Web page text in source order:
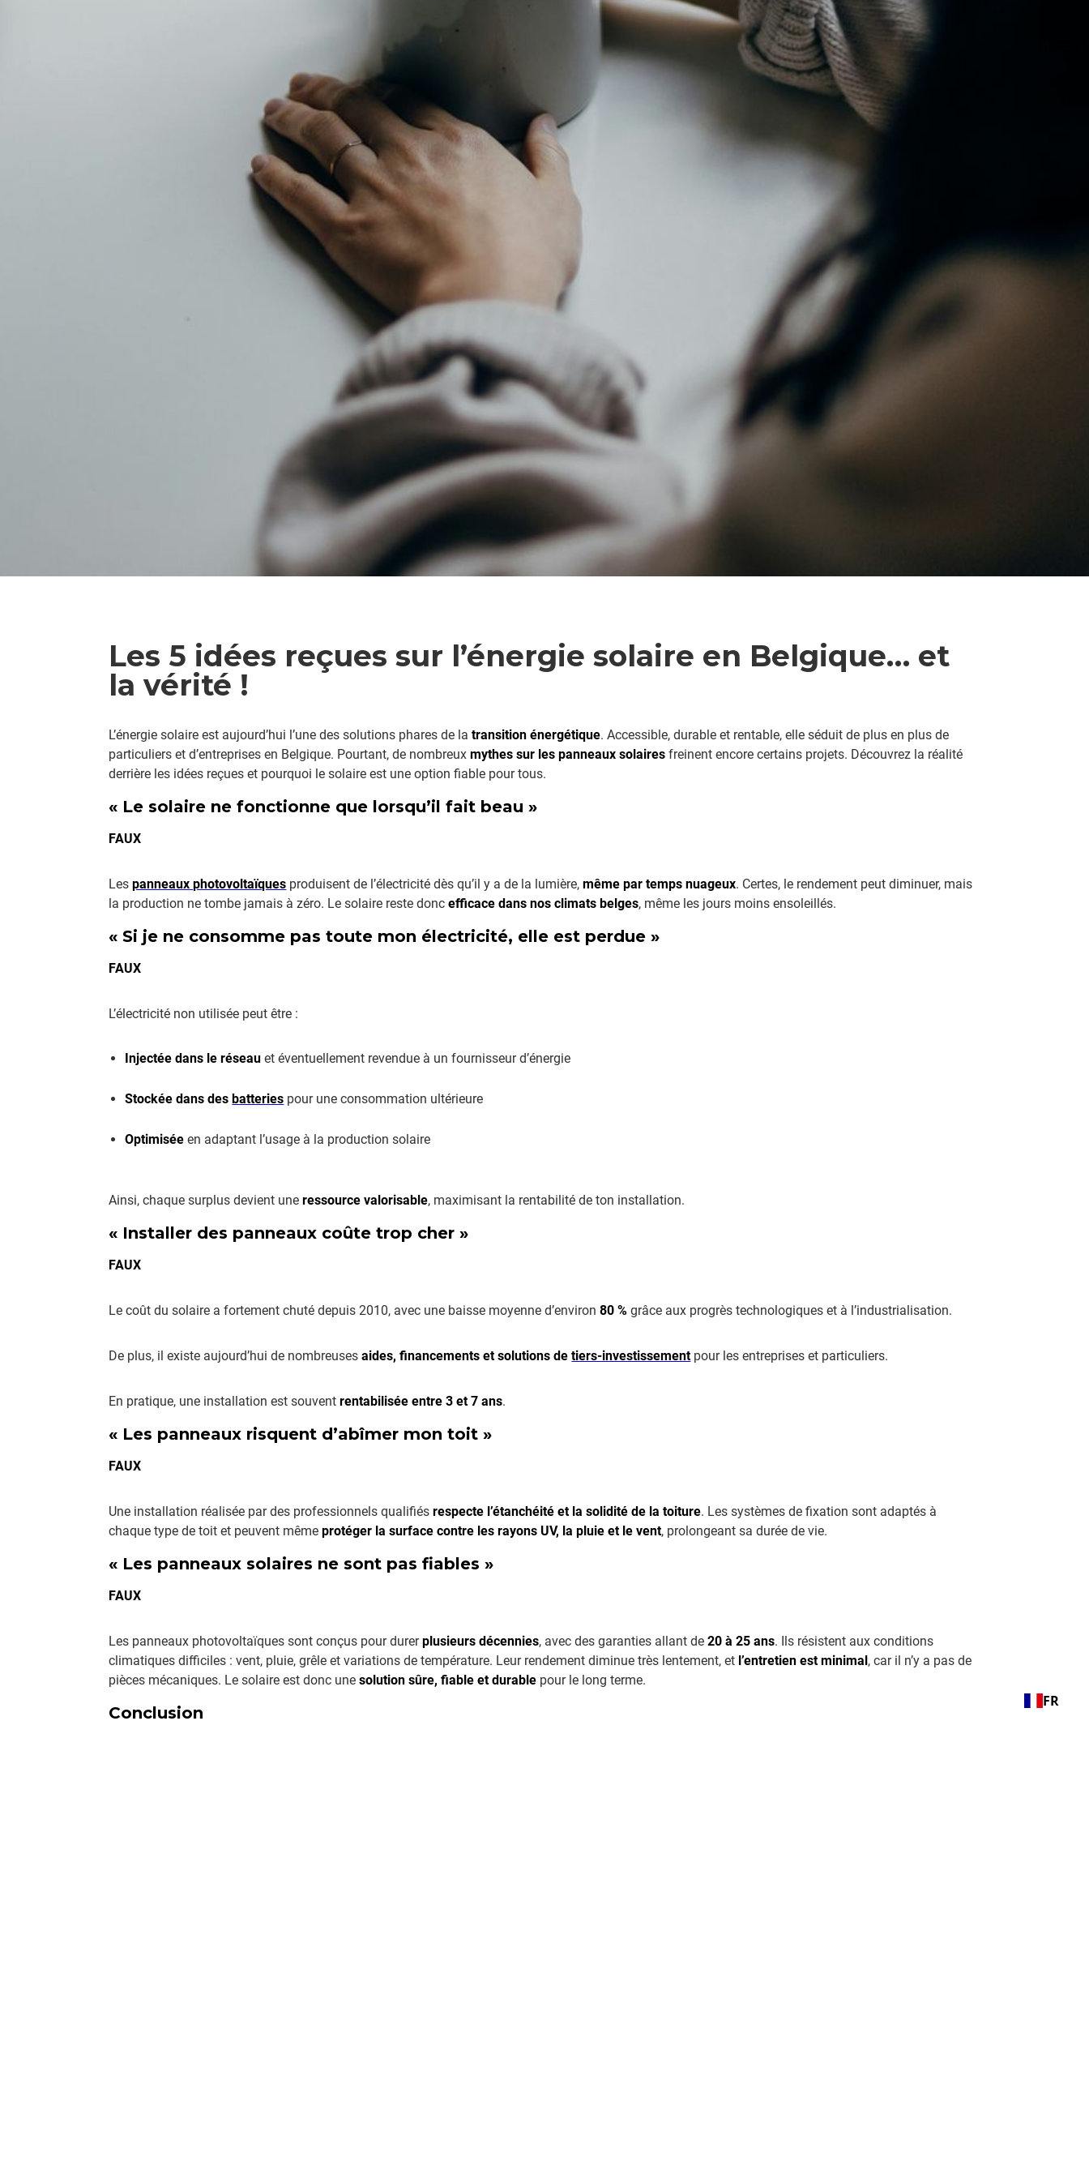
Les 5 idées reçues sur l’énergie solaire en Belgique… et
la vérité !
L’énergie solaire est aujourd’hui l’une des solutions phares de latransition énergétique. Accessible, durable et rentable, elle séduit de plus en plus de
particuliers et d’entreprises en Belgique. Pourtant, de nombreuxmythes sur les panneaux solaires freinent encore certains projets. Découvrez la réalité
derrière les idées reçues et pourquoi le solaire est une option fiable pour tous.
« Le solaire ne fonctionne que lorsqu’il fait beau »
FAUX
Lespanneaux photovoltaïques produisent de l’électricité dès qu’il y a de la lumière,même par temps nuageux. Certes, le rendement peut diminuer, mais
la production ne tombe jamais à zéro. Le solaire reste doncefficace dans nos climats belges, même les jours moins ensoleillés.
« Si je ne consomme pas toute mon électricité, elle est perdue »
FAUX
L’électricité non utilisée peut être :
Injectée dans le réseau et éventuellement revendue à un fournisseur d’énergie
Stockée dans desbatteries pour une consommation ultérieure
Optimisée en adaptant l’usage à la production solaire
Ainsi, chaque surplus devient uneressource valorisable, maximisant la rentabilité de ton installation.
« Installer des panneaux coûte trop cher »
FAUX
Le coût du solaire a fortement chuté depuis 2010, avec une baisse moyenne d’environ80 % grâce aux progrès technologiques et à l’industrialisation.
De plus, il existe aujourd’hui de nombreusesaides, financements et solutions detiers-investissementpour les entreprises et particuliers.
En pratique, une installation est souventrentabilisée entre 3 et 7 ans.
« Les panneaux risquent d’abîmer mon toit »
FAUX
Une installation réalisée par des professionnels qualifiésrespecte l’étanchéité et la solidité de la toiture. Les systèmes de fixation sont adaptés à
chaque type de toit et peuvent mêmeprotéger la surface contre les rayons UV, la pluie et le vent, prolongeant sa durée de vie.
« Les panneaux solaires ne sont pas fiables »
FAUX
Les panneaux photovoltaïques sont conçus pour durerplusieurs décennies, avec des garanties allant de20 à 25 ans. Ils résistent aux conditions
climatiques difficiles : vent, pluie, grêle et variations de température. Leur rendement diminue très lentement, et l’entretien est minimal, car il n’y a pas de
pièces mécaniques. Le solaire est donc unesolution sûre, fiable et durable pour le long terme.
Conclusion
FR